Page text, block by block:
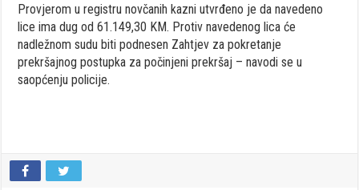
Provjerom u registru novčanih kazni utvrđeno je da navedeno
lice ima dug od 61.149,30 KM. Protiv navedenog lica će
nadležnom sudu biti podnesen Zahtjev za pokretanje
prekršajnog postupka za počinjeni prekršaj – navodi se u
saopćenju policije.